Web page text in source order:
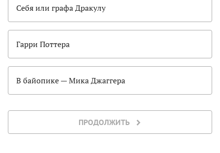
Себя или графа Дракулу
Гарри Поттера
В байопике — Мика Джаггера
ПРОДОЛЖИТЬ